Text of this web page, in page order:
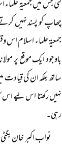
گئی جس میں جمعیۃ
چھاپ کو پسند نہیں
جمعیۃ علماء اسلام
باوجود ایک موقع پر
ساتھ بلکہ ان کی
نہیں رکھتا اس لیے اس
رہی۔
نواب اکبر خان